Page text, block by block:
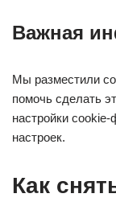
Важная
Мы разместили
помочь сделать
настройки
настроек.
Как